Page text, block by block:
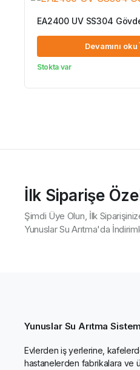
EA2400 UV SS304
Devamını oku
Stokta var
İlk Siparişe
Şimdi Üye Olun, İlk
Yunuslar Su Arıtma'da
Yunuslar Su Arıtma
Evlerden iş yerlerine,
hastanelerden fabrikalara ve